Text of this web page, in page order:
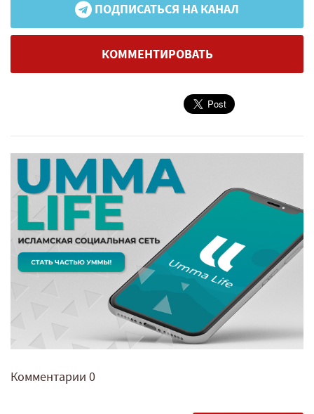
ПОДПИСАТЬСЯ НА КАНАЛ
КОММЕНТИРОВАТЬ
Комментарии 0